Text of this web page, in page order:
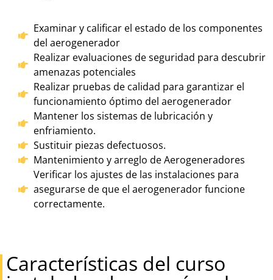
Examinar y calificar el estado de los componentes
del aerogenerador
Realizar evaluaciones de seguridad para descubrir
amenazas potenciales
Realizar pruebas de calidad para garantizar el
funcionamiento óptimo del aerogenerador
Mantener los sistemas de lubricación y
enfriamiento.
Sustituir piezas defectuosos.
Mantenimiento y arreglo de Aerogeneradores
Verificar los ajustes de las instalaciones para
asegurarse de que el aerogenerador funcione
correctamente.
Características del curso